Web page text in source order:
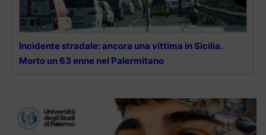
Incidente stradale: ancora una vittima in Sicilia.
Morto un 63 enne nel Palermitano